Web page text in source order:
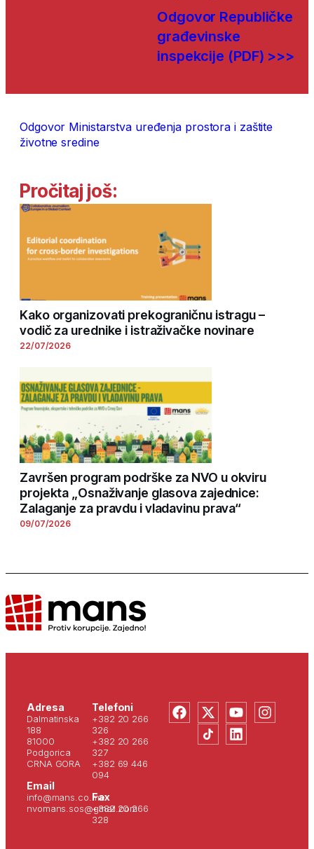
Odgovor Republičke
građevinske
inspekcije (PDF) >>>
Odgovor Ministarstva uređenja prostora i zaštite
životne sredine
Pročitaj još:
Kako organizovati prekograničnu istragu –
vodič za urednike i istraživačke novinare
22/07/2026
Završen program podrške za NVO u okviru
projekta „Osnaživanje glasova zajednice:
Zalaganje za pravdu i vladavinu prava“
09/07/2026
Adresa
Dalmatinska
188
81000
Podgorica
CRNA GORA
Email
info@mans.co.me
nvomans.sos@gmail.com
Telefoni
+382 20 266
326
+382 20 266
327
+382 69 446
094
Fax
+382 20 266
328